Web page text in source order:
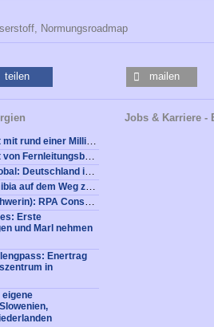
Normungsroadmap
teilen mailen
Erste
und Marl nehmen
Enertrag
in
eigene
Jobs & Karriere -